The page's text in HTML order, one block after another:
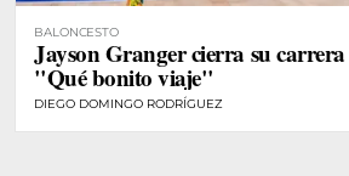
BALONCESTO
Jayson Granger cierra su
"Qué bonito viaje"
DIEGO DOMINGO RODRÍGUEZ